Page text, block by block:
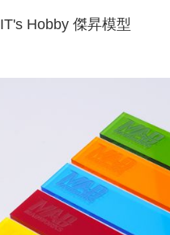
Hobby 傑昇模型